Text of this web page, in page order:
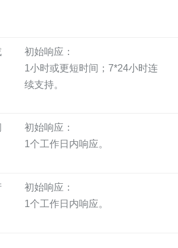
初始响应：
1小时或更短时间；7*24小时连
续支持。
初始响应：
1个工作日内响应。
初始响应：
1个工作日内响应。